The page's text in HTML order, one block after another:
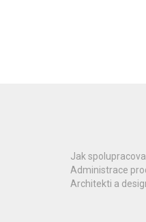
Jak
Administrace
Architekti a